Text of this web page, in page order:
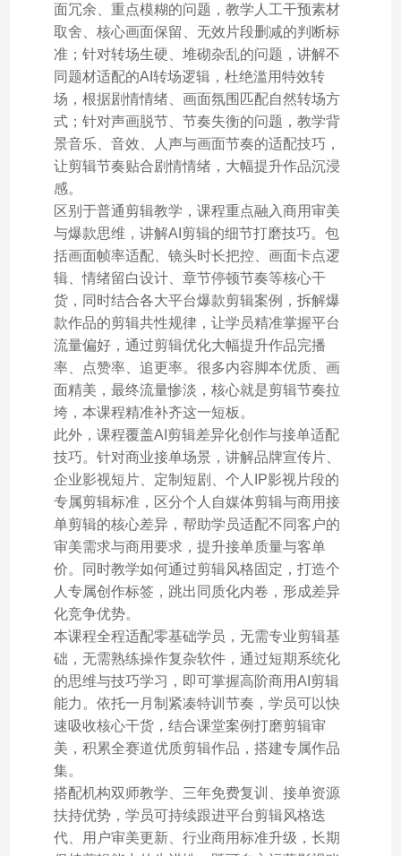
面冗余、重点模糊的问题，教学人工干预素材
取舍、核心画面保留、无效片段删减的判断标
准；针对转场生硬、堆砌杂乱的问题，讲解不
同题材适配的AI转场逻辑，杜绝滥用特效转
场，根据剧情情绪、画面氛围匹配自然转场方
式；针对声画脱节、节奏失衡的问题，教学背
景音乐、音效、人声与画面节奏的适配技巧，
让剪辑节奏贴合剧情情绪，大幅提升作品沉浸
感。
区别于普通剪辑教学，课程重点融入商用审美
与爆款思维，讲解AI剪辑的细节打磨技巧。包
括画面帧率适配、镜头时长把控、画面卡点逻
辑、情绪留白设计、章节停顿节奏等核心干
货，同时结合各大平台爆款剪辑案例，拆解爆
款作品的剪辑共性规律，让学员精准掌握平台
流量偏好，通过剪辑优化大幅提升作品完播
率、点赞率、追更率。很多内容脚本优质、画
面精美，最终流量惨淡，核心就是剪辑节奏拉
垮，本课程精准补齐这一短板。
此外，课程覆盖AI剪辑差异化创作与接单适配
技巧。针对商业接单场景，讲解品牌宣传片、
企业影视短片、定制短剧、个人IP影视片段的
专属剪辑标准，区分个人自媒体剪辑与商用接
单剪辑的核心差异，帮助学员适配不同客户的
审美需求与商用要求，提升接单质量与客单
价。同时教学如何通过剪辑风格固定，打造个
人专属创作标签，跳出同质化内卷，形成差异
化竞争优势。
本课程全程适配零基础学员，无需专业剪辑基
础，无需熟练操作复杂软件，通过短期系统化
的思维与技巧学习，即可掌握高阶商用AI剪辑
能力。依托一月制紧凑特训节奏，学员可以快
速吸收核心干货，结合课堂案例打磨剪辑审
美，积累全赛道优质剪辑作品，搭建专属作品
集。
搭配机构双师教学、三年免费复训、接单资源
扶持优势，学员可持续跟进平台剪辑风格迭
代、用户审美更新、行业商用标准升级，长期